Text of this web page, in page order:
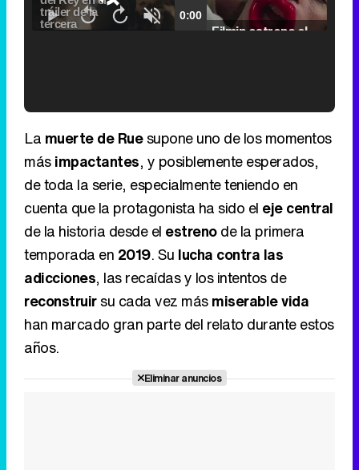
loading.
Pause
Seek
back
Seek
Unmute Current
0:00 / Duration
2:24
0.00%
Remaining
2:24
Fullscreen
Tráiler de '33 días', la nueva serie de Atresplayer con Julián Villagrán y José Manuel Poga
La muerte de Ruesupone uno de los momentos
másimpactantes, y posiblemente esperados,
de toda la serie, especialmente teniendo en
cuenta que la protagonista ha sido el eje central
de la historia desde el estrenode la primera
temporada en 2019. Su lucha contra las
adicciones, las recaídas y los intentos de
reconstruirsu cada vez másmiserable vida
han marcado gran parte del relato durante estos
años.
Eliminar anuncios